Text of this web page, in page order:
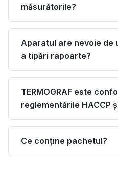
măsurătorile?
Aparatul are nevoie de
a tipări rapoarte?
TERMOGRAF este
reglementările HACCP
Ce conține pachetul?